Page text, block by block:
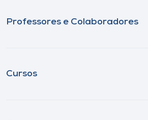
Professores e Colaboradores
Cursos